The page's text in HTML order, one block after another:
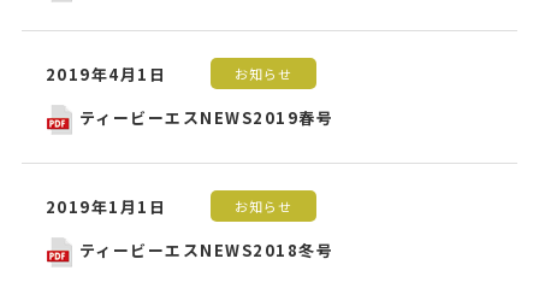
2019年4月1日 お知らせ
ティービーエスNEWS2019春号
2019年1月1日 お知らせ
ティービーエスNEWS2018冬号